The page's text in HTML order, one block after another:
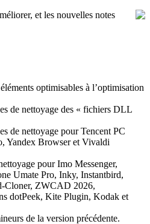
et les nouvelles notes
optimisables à l’optimisation
de nettoyage des « fichiers DLL
de nettoyage pour Tencent PC
Yandex Browser et Vivaldi
pour Imo Messenger,
Umate Pro, Inky, Instantbird,
Cloner, ZWCAD 2026,
dotPeek, Kite Plugin, Kodak et
de la version précédente.